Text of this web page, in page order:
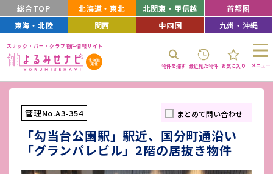
総合TOP 北海道・東北 北関東・甲信越
首都圏
東海・北陸
関西 中四国 九州・沖縄
スナック・バー・クラブ物件情報サイト
物件を探す 最近見た物件 お気に入り メニュー
管理No.A3-354 まとめて問い合わせ
「勾当台公園駅」駅近、国分町通沿い
「グランパレビル」2階の居抜き物件